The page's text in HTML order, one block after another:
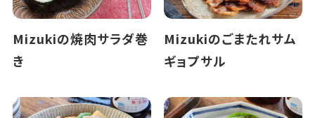
Mizukiの焼肉サラダ巻
き
Mizukiのごまたれサム
ギョプサル